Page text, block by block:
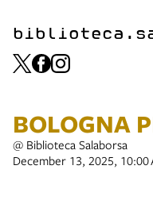
BOLOGNA
@ Biblioteca Salaborsa
December 13, 2025, 10:00